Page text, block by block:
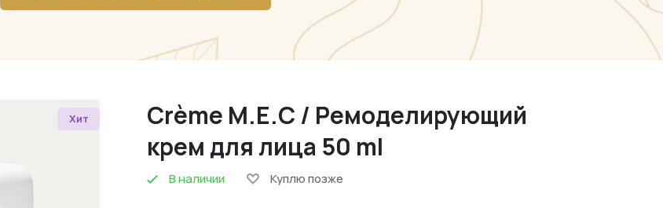
Хит
Crème M.E.C / Ремоделирующий
крем для лица 50 ml
В наличии Куплю позже